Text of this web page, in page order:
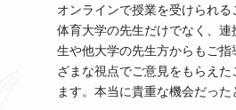
オンラインで授業を受けられ
体育大学の先生だけでなく、
生や他大学の先生方からもご指
ざまな視点でご意見をもらえ
ます。本当に貴重な機会だった